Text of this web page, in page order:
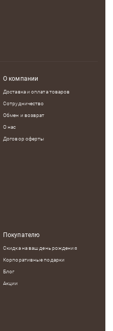
О компании
Доставка и оплата товаров
Сотрудничество
Обмен и возврат
О нас
Договор оферты
Покупателю
Скидка на ваш день рождения
Корпоративные подарки
Блог
Акции